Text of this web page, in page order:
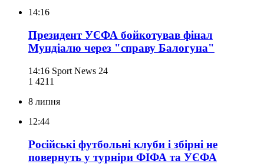
14:16
Президент УЄФА бойкотував фінал
Мундіалю через "справу Балогуна"
14:16 Sport News 24
1 421 1
8 липня
12:44
Російські футбольні клуби і збірні не
повернуть у турніри ФІФА та УЄФА